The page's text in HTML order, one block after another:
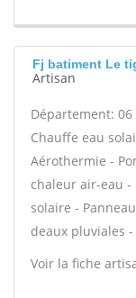
Fj batiment Le
Artisan
Département: 06
Chauffe eau
Aérothermie -
chaleur air-eau -
solaire -
deaux pluviales
Voir la fiche